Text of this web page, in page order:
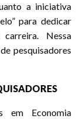
a iniciativa
para dedicar
Nessa
pesquisadores
em Economia